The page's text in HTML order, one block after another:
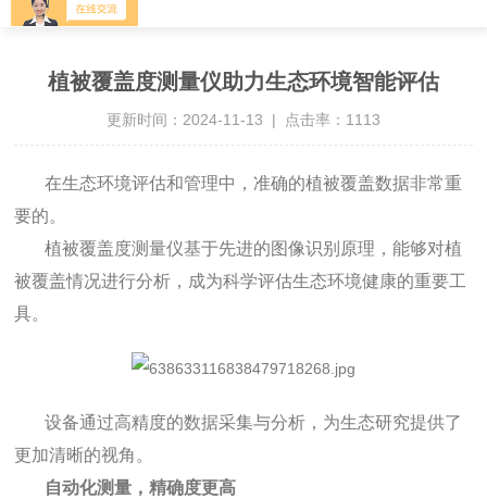
植被覆盖度测量仪助力生态环境智能评估
更新时间：2024-11-13 | 点击率：1113
在生态环境评估和管理中，准确的植被覆盖数据非常重
要的。
植被覆盖度测量仪基于先进的图像识别原理，能够对植
被覆盖情况进行分析，成为科学评估生态环境健康的重要工
具。
设备通过高精度的数据采集与分析，为生态研究提供了
更加清晰的视角。
自动化测量，精确度更高